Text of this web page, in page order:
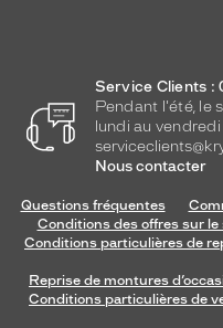
Service Clients :
Pendant l'été, le
lundi au vendredi
Nous contacter
Questions fréquentes
Conditions des offres sur le
Conditions particulières de
Reprise de montures
Conditions particulières de